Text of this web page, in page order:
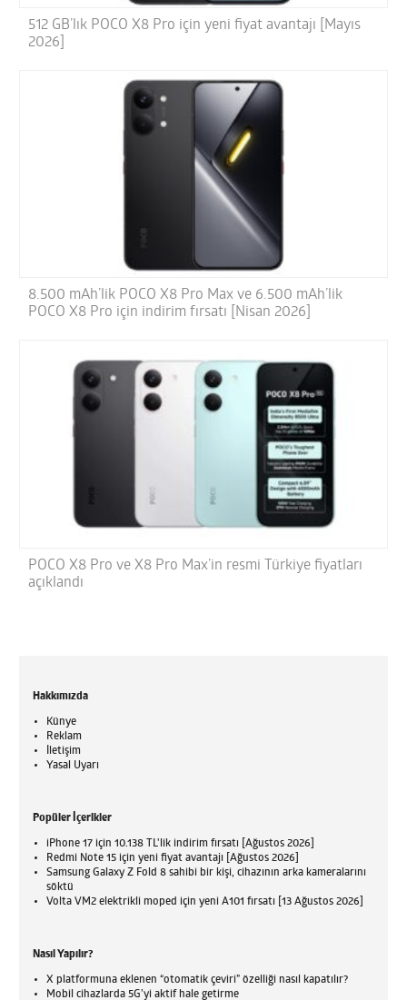
512 GB’lık POCO X8 Pro için yeni fiyat avantajı [Mayıs
2026]
8.500 mAh’lik POCO X8 Pro Max ve 6.500 mAh’lik
POCO X8 Pro için indirim fırsatı [Nisan 2026]
POCO X8 Pro ve X8 Pro Max’in resmi Türkiye fiyatları
açıklandı
Hakkımızda
Künye
Reklam
İletişim
Yasal Uyarı
Popüler İçerikler
iPhone 17 için 10.138 TL'lik indirim fırsatı [Ağustos 2026]
Redmi Note 15 için yeni fiyat avantajı [Ağustos 2026]
Samsung Galaxy Z Fold 8 sahibi bir kişi, cihazının arka kameralarını
söktü
Volta VM2 elektrikli moped için yeni A101 fırsatı [13 Ağustos 2026]
Nasıl Yapılır?
X platformuna eklenen “otomatik çeviri” özelliği nasıl kapatılır?
Mobil cihazlarda 5G’yi aktif hale getirme